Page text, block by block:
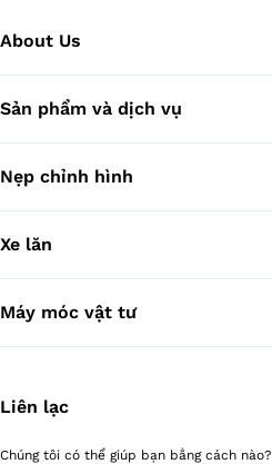
About Us
Sản phẩm và dịch vụ
Nẹp chỉnh hình
Xe lăn
Máy móc vật tư
Liên lạc
Chúng tôi có thể giúp bạn bằng cách nào?